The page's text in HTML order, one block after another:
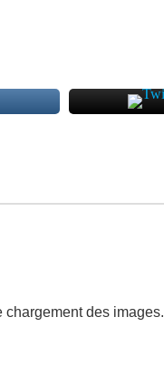
chargement des images.